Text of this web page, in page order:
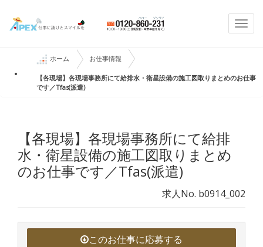
ホーム お仕事情報
【各現場】各現場事務所にて給排水・衛星設備の施工図取りまとめのお仕事
です／Tfas(派遣)
【各現場】各現場事務所にて給排
水・衛星設備の施工図取りまとめ
のお仕事です／Tfas(派遣)
求人No. b0914_002
このお仕事に応募する